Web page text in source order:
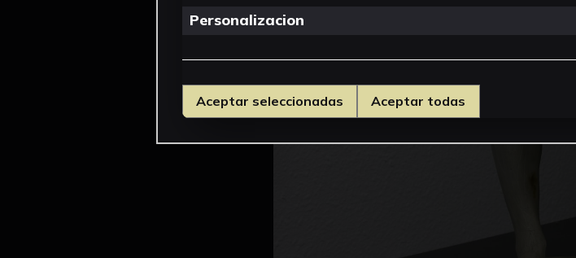
Personalizacion
Aceptar seleccionadas Aceptar todas